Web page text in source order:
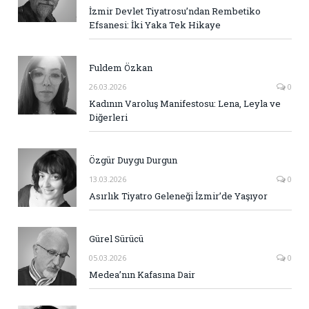
İzmir Devlet Tiyatrosu’ndan Rembetiko
Efsanesi: İki Yaka Tek Hikaye
Fuldem Özkan
26.03.2026 0
Kadının Varoluş Manifestosu: Lena, Leyla ve
Diğerleri
Özgür Duygu Durgun
13.03.2026 0
Asırlık Tiyatro Geleneği İzmir’de Yaşıyor
Gürel Sürücü
05.03.2026 0
Medea’nın Kafasına Dair